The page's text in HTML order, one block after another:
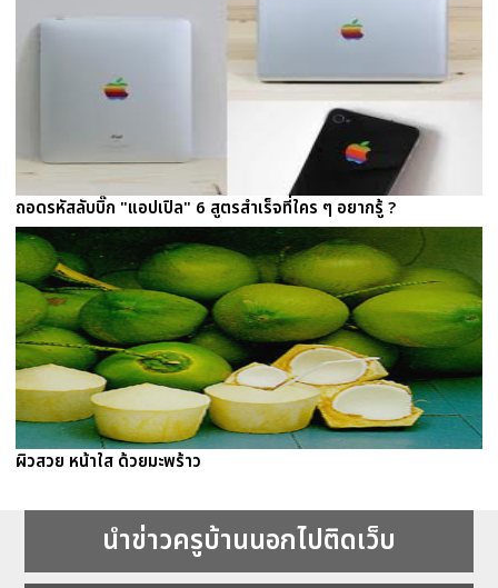
ถอดรหัสลับบิ๊ก "แอปเปิล" 6 สูตรสำเร็จที่ใคร ๆ อยากรู้ ?
ผิวสวย หน้าใส ด้วยมะพร้าว
นำข่าวครูบ้านนอกไปติดเว็บ